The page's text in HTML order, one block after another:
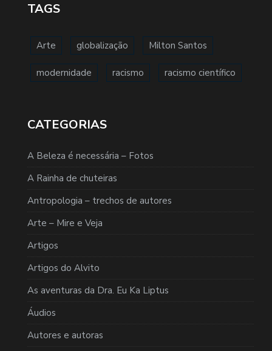
TAGS
Arte globalização Milton Santos
modernidade racismo racismo científico
CATEGORIAS
A Beleza é necessária – Fotos
A Rainha de chuteiras
Antropologia – trechos de autores
Arte – Mire e Veja
Artigos
Artigos do Alvito
As aventuras da Dra. Eu Ka Liptus
Áudios
Autores e autoras